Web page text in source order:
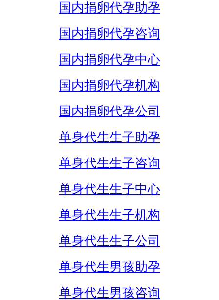
国内捐卵代孕助孕
国内捐卵代孕咨询
国内捐卵代孕中心
国内捐卵代孕机构
国内捐卵代孕公司
单身代生生子助孕
单身代生生子咨询
单身代生生子中心
单身代生生子机构
单身代生生子公司
单身代生男孩助孕
单身代生男孩咨询